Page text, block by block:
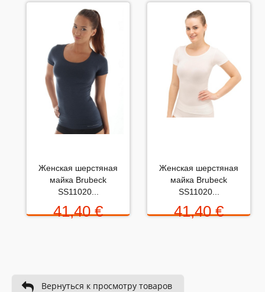
Maksimalais komforta līmens.
Пожалуйста напишите (краткую) рецензию....(мин. 10,
макс. 2000 знаков)
выберите оценку от 0 (плохо) до 5 (отлично).
Набранные символы:
Женская шерстяная
майка Brubeck
SS11020...
41,40 €
Женская шерстяная
майка Brubeck
SS11020...
41,40 €
Вернуться к просмотру товаров